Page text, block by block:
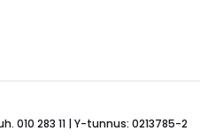
010 283 11 | Y-tunnus: 0213785-2